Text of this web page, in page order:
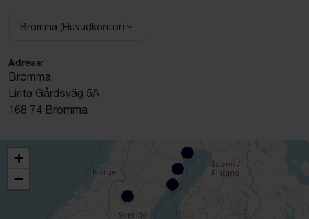
Välj anläggning:
Bromma (Huvudkontor)
Adress:
Bromma
Linta Gårdsväg 5A
168 74 Bromma
+
−